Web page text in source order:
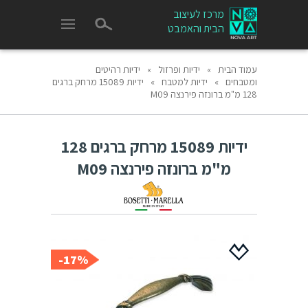
מרכז לעיצוב
הבית והאמבט
עמוד הבית » ידיות ופרזול »
ידיות רהיטים
ומטבחים
» ידיות למטבח »
ידיות 15089 מרחק ברגים
128 מ"מ ברונזה פירנצה M09
ידיות 15089 מרחק ברגים 128
מ"מ ברונזה פירנצה M09
17%-